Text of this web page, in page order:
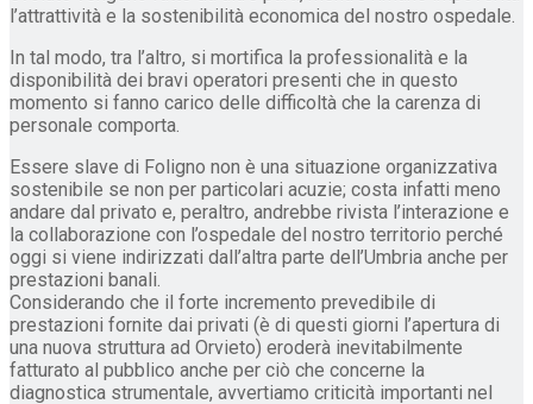
l’attrattività e la sostenibilità economica del nostro ospedale.
In tal modo, tra l’altro, si mortifica la professionalità e la
disponibilità dei bravi operatori presenti che in questo
momento si fanno carico delle difficoltà che la carenza di
personale comporta.
Essere slave di Foligno non è una situazione organizzativa
sostenibile se non per particolari acuzie; costa infatti meno
andare dal privato e, peraltro, andrebbe rivista l’interazione e
la collaborazione con l’ospedale del nostro territorio perché
oggi si viene indirizzati dall’altra parte dell’Umbria anche per
prestazioni banali.
Considerando che il forte incremento prevedibile di
prestazioni fornite dai privati (è di questi giorni l’apertura di
una nuova struttura ad Orvieto) eroderà inevitabilmente
fatturato al pubblico anche per ciò che concerne la
diagnostica strumentale, avvertiamo criticità importanti nel